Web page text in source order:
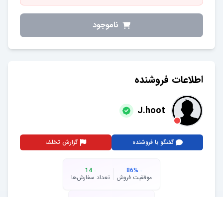
ناموجود
اطلاعات فروشنده
J.hoot
گفتگو با فروشنده گزارش تخلف
86%
موفقیت فروش
14
تعداد سفارش‌ها